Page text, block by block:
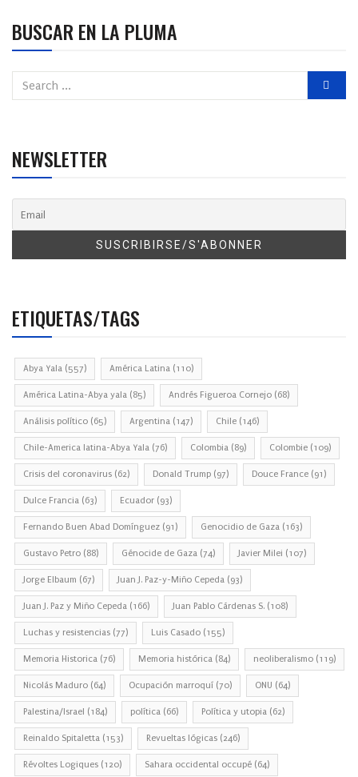
BUSCAR EN LA PLUMA
NEWSLETTER
ETIQUETAS/TAGS
Abya Yala (557) América Latina (110)
América Latina-Abya yala (85) Andrés Figueroa Cornejo (68)
Análisis político (65) Argentina (147) Chile (146)
Chile-America latina-Abya Yala (76) Colombia (89) Colombie (109)
Crisis del coronavirus (62) Donald Trump (97) Douce France (91)
Dulce Francia (63) Ecuador (93)
Fernando Buen Abad Domínguez (91) Genocidio de Gaza (163)
Gustavo Petro (88) Génocide de Gaza (74) Javier Milei (107)
Jorge Elbaum (67) Juan J. Paz-y-Miño Cepeda (93)
Juan J. Paz y Miño Cepeda (166) Juan Pablo Cárdenas S. (108)
Luchas y resistencias (77) Luis Casado (155)
Memoria Historica (76) Memoria histórica (84) neoliberalismo (119)
Nicolás Maduro (64) Ocupación marroquí (70) ONU (64)
Palestina/Israel (184) política (66) Política y utopia (62)
Reinaldo Spitaletta (153) Revueltas lógicas (246)
Révoltes Logiques (120) Sahara occidental occupé (64)